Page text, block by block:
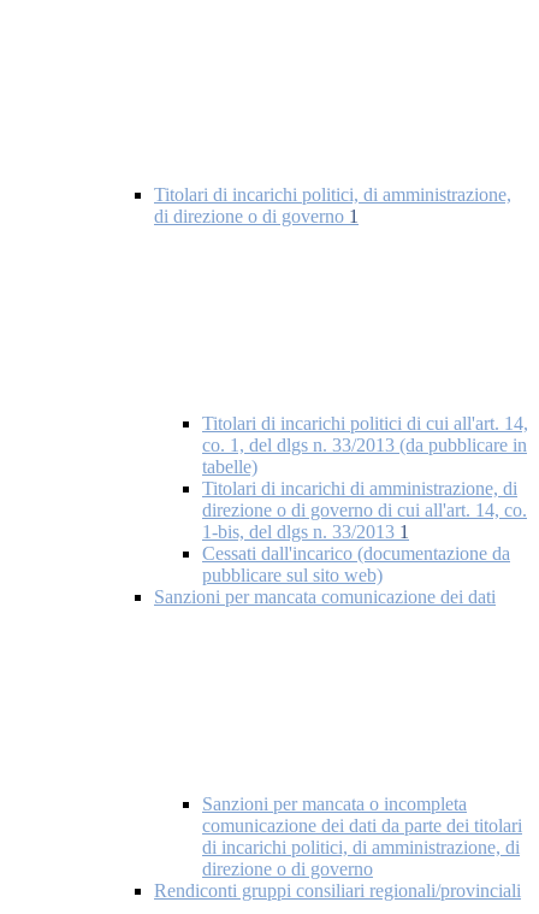
Titolari di incarichi politici, di amministrazione,
di direzione o di governo 1
Titolari di incarichi politici di cui all'art. 14,
co. 1, del dlgs n. 33/2013 (da pubblicare in
tabelle)
Titolari di incarichi di amministrazione, di
direzione o di governo di cui all'art. 14, co.
1-bis, del dlgs n. 33/2013 1
Cessati dall'incarico (documentazione da
pubblicare sul sito web)
Sanzioni per mancata comunicazione dei dati
Sanzioni per mancata o incompleta
comunicazione dei dati da parte dei titolari
di incarichi politici, di amministrazione, di
direzione o di governo
Rendiconti gruppi consiliari regionali/provinciali